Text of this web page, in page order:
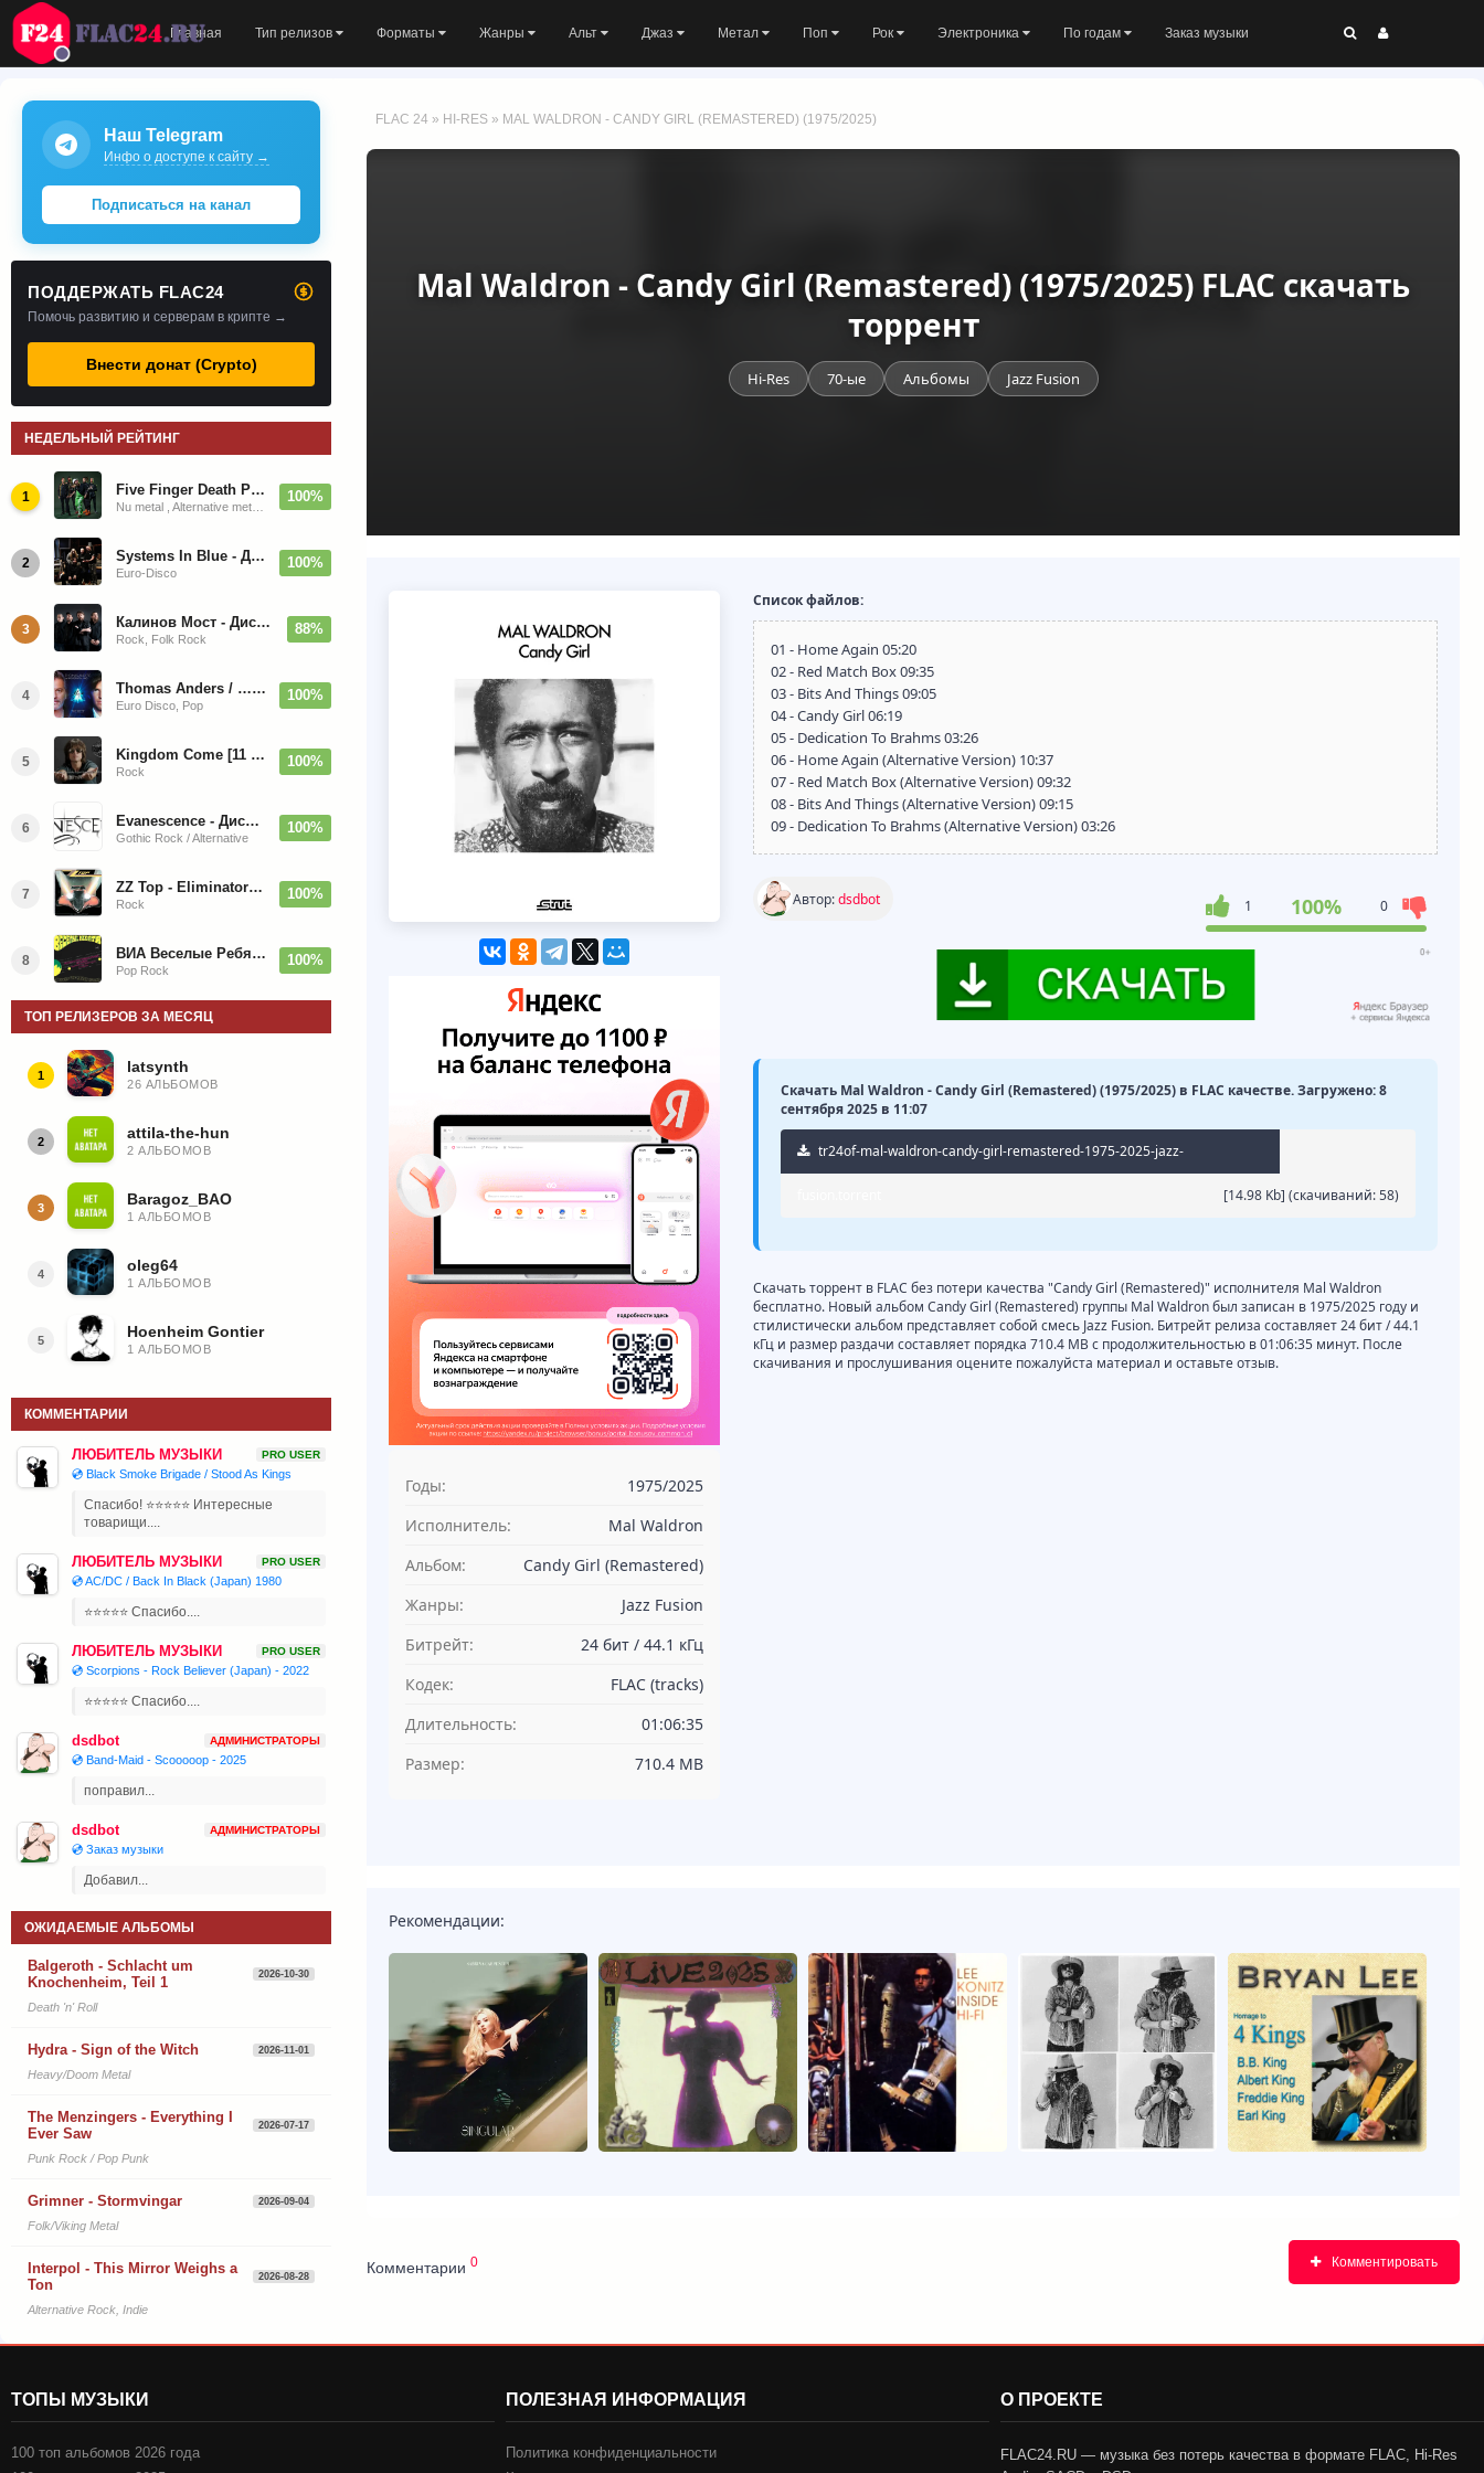
Главная Тип релизов Форматы Жанры Альт Джаз Метал Поп Рок Электроника По годам Заказ музыки
FLAC 24 » HI-RES » MAL WALDRON - CANDY GIRL (REMASTERED) (1975/2025)
Mal Waldron - Candy Girl (Remastered) (1975/2025) FLAC скачать
торрент
Hi-Res 70-ые Альбомы Jazz Fusion
Годы:
1975/2025
Исполнитель:
Mal Waldron
Альбом:
Candy Girl (Remastered)
Жанры:
Jazz Fusion
Битрейт:
24 бит / 44.1 кГц
Кодек:
FLAC (tracks)
Длительность:
01:06:35
Размер:
710.4 MB
Список файлов:
01 - Home Again 05:20
02 - Red Match Box 09:35
03 - Bits And Things 09:05
04 - Candy Girl 06:19
05 - Dedication To Brahms 03:26
06 - Home Again (Alternative Version) 10:37
07 - Red Match Box (Alternative Version) 09:32
08 - Bits And Things (Alternative Version) 09:15
09 - Dedication To Brahms (Alternative Version) 03:26
Автор:dsdbot 1 100% 0
Скачать Mal Waldron - Candy Girl (Remastered) (1975/2025) в FLAC качестве. Загружено: 8
сентября 2025 в 11:07
tr24of-mal-waldron-candy-girl-remastered-1975-2025-jazz-
[14.98 Kb] (cкачиваний: 58)
Скачать торрент в FLAC без потери качества "Candy Girl (Remastered)" исполнителя Mal Waldron
бесплатно. Новый альбом Candy Girl (Remastered) группы Mal Waldron был записан в 1975/2025 году и
стилистически альбом представляет собой смесь Jazz Fusion. Битрейт релиза составляет 24 бит / 44.1
кГц и размер раздачи составляет порядка 710.4 MB с продолжительностью в 01:06:35 минут. После
скачивания и прослушивания оцените пожалуйста материал и оставьте отзыв.
Рекомендации:
Комментарии 0 Комментировать
Наш Telegram
Инфо о доступе к сайту →
Подписаться на канал
ПОДДЕРЖАТЬ FLAC24
Помочь развитию и серверам в крипте →
Внести донат (Crypto)
НЕДЕЛЬНЫЙ РЕЙТИНГ
1 Five Finger Death Punch - Дискография (2008-2026) 100%
2 Systems In Blue - Дискография (2020-2026)
Euro-Disco
100%
3 Калинов Мост - Дискография (1986-2026)
Rock, Folk Rock
88%
4 Thomas Anders / … Sings Modern Talking: The Best hi-res
Euro Disco, Pop
100%
5 Kingdom Come [11 Albums] 1988-2009
Rock
100%
6 Evanescence - Дискография (1998-2026)
Gothic Rock / Alternative
100%
7 ZZ Top - Eliminator 1983
Rock
100%
8 ВИА Веселые Ребята - Любовь - Огромная Страна - 1974/2026
Pop Rock
100%
ТОП РЕЛИЗЕРОВ ЗА МЕСЯЦ
1 latsynth
26 АЛЬБОМОВ
2 attila-the-hun
2 АЛЬБОМОВ
3 Baragoz_BAO
1 АЛЬБОМОВ
4 oleg64
1 АЛЬБОМОВ
5 Hoenheim Gontier
1 АЛЬБОМОВ
КОММЕНТАРИИ
ЛЮБИТЕЛЬ МУЗЫКИ PRO USER
💿 Black Smoke Brigade / Stood As Kings
Спасибо! ⭐⭐⭐⭐⭐ Интересные
товарищи....
ЛЮБИТЕЛЬ МУЗЫКИ PRO USER
💿 AC/DC / Back In Black (Japan) 1980
⭐⭐⭐⭐⭐ Спасибо....
ЛЮБИТЕЛЬ МУЗЫКИ PRO USER
💿 Scorpions - Rock Believer (Japan) - 2022
⭐⭐⭐⭐⭐ Спасибо....
dsdbot АДМИНИСТРАТОРЫ
💿 Band-Maid - Scooooop - 2025
поправил...
dsdbot АДМИНИСТРАТОРЫ
💿 Заказ музыки
Добавил...
ОЖИДАЕМЫЕ АЛЬБОМЫ
Balgeroth - Schlacht um
Knochenheim, Teil 1
2026-10-30
Death 'n' Roll
Hydra - Sign of the Witch 2026-11-01
Heavy/Doom Metal
The Menzingers - Everything I
Ever Saw
2026-07-17
Punk Rock / Pop Punk
Grimner - Stormvingar 2026-09-04
Folk/Viking Metal
Interpol - This Mirror Weighs a
Ton
2026-08-28
Alternative Rock, Indie
ТОПЫ МУЗЫКИ
100 топ альбомов 2026 года
ПОЛЕЗНАЯ ИНФОРМАЦИЯ
Политика конфиденциальности
О ПРОЕКТЕ
FLAC24.RU — музыка без потерь качества в формате FLAC, Hi-Res